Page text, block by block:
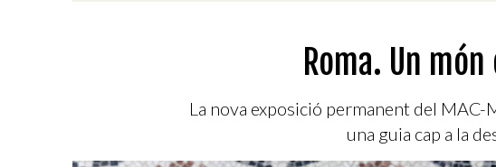
Roma. Un
La nova exposició permanent del
una guia cap a la